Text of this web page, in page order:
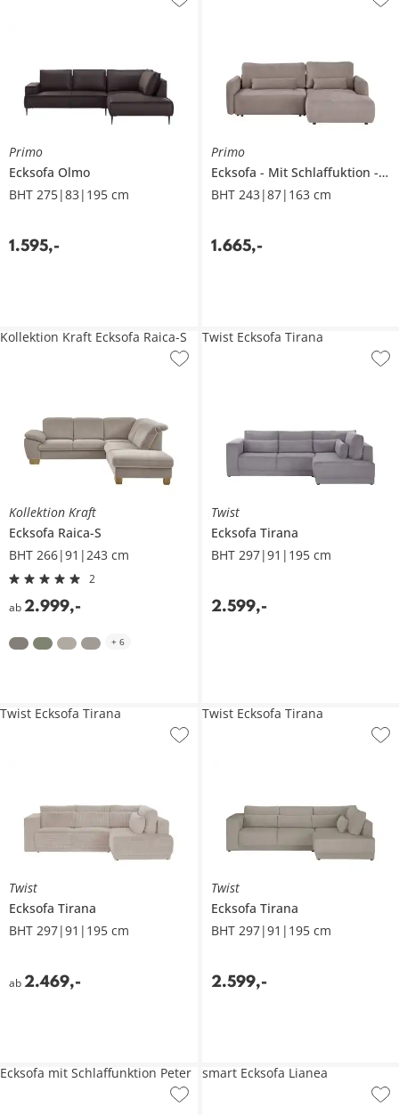
Primo
Ecksofa Olmo
BHT 275|83|195 cm
1.595,-
Primo
Ecksofa
Mit Schlaffuktion
BHT 243|87|163 cm
1.665,-
Kollektion Kraft
Ecksofa Raica-S
BHT 266|91|243 cm
2
ab 2.999,-
Kollektion Kraft Ecksofa Raica-S
+ 6
Twist
Ecksofa Tirana
BHT 297|91|195 cm
2.599,-
Twist Ecksofa Tirana
Twist
Ecksofa Tirana
BHT 297|91|195 cm
ab 2.469,-
Twist Ecksofa Tirana
Twist
Ecksofa Tirana
BHT 297|91|195 cm
2.599,-
Twist Ecksofa Tirana
Ecksofa mit Schlaffunktion Peter smart Ecksofa Lianea